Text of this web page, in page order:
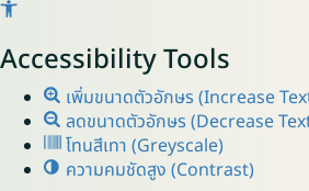
Accessibility Tools
เพิ่มขนาดตัวอักษร (Increase
ลดขนาดตัวอักษร (Decrease
โทนสีเทา (Greyscale)
ความคมชัดสูง (Contrast)